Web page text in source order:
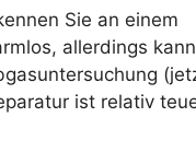
Sie an einem
allerdings kann
ist relativ